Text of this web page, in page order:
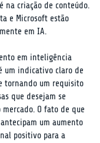
na criação de conteúdo.
e Microsoft estão
em IA.
em inteligência
um indicativo claro de
tornando um requisito
que desejam se
O fato de que
um aumento
positivo para a